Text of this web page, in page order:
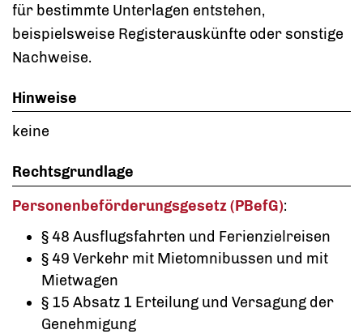
für bestimmte Unterlagen entstehen,
beispielsweise Registerauskünfte oder sonstige
Nachweise.
Hinweise
keine
Rechtsgrundlage
Personenbeförderungsgesetz (PBefG):
§ 48 Ausflugsfahrten und Ferienzielreisen
§ 49 Verkehr mit Mietomnibussen und mit
Mietwagen
§ 15 Absatz 1 Erteilung und Versagung der
Genehmigung